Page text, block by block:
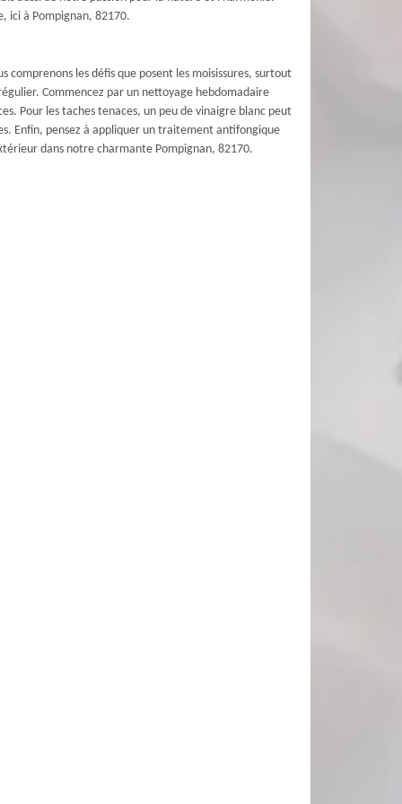
ici à Pompignan, 82170.
comprenons les défis que posent les moisissures, surtout
Commencez par un nettoyage hebdomadaire
Pour les taches tenaces, un peu de vinaigre blanc peut
Enfin, pensez à appliquer un traitement antifongique
dans notre charmante Pompignan, 82170.